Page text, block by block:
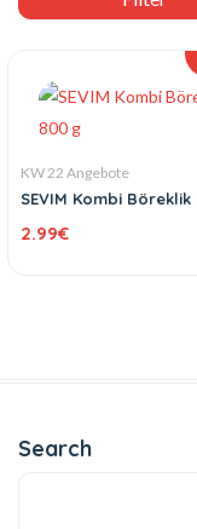
KW 22 Angebote
SEVIM Kombi
2.99€
Search